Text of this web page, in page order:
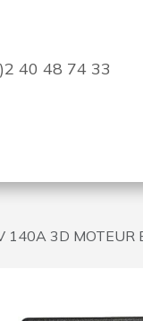
40 48 74 33
140A 3D